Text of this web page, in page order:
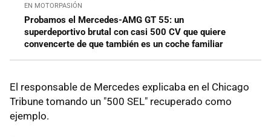
EN MOTORPASIÓN
Probamos el Mercedes-AMG GT 55: un
superdeportivo brutal con casi 500 CV que quiere
convencerte de que también es un coche familiar
El responsable de Mercedes explicaba en el Chicago
Tribune tomando un "500 SEL" recuperado como
ejemplo.